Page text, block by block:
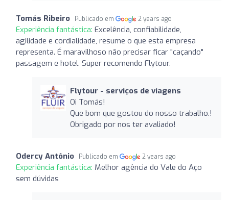
Tomás Ribeiro Publicado em 2 years ago
Experiência fantástica: Excelência, confiabilidade,
agilidade e cordialidade, resume o que esta empresa
representa. É maravilhoso não precisar ficar "caçando"
passagem e hotel. Super recomendo Flytour.
Flytour - serviços de viagens
Oi Tomás!
Que bom que gostou do nosso trabalho.!
Obrigado por nos ter avaliado!
Odercy Antônio Publicado em 2 years ago
Experiência fantástica: Melhor agência do Vale do Aço
sem dúvidas